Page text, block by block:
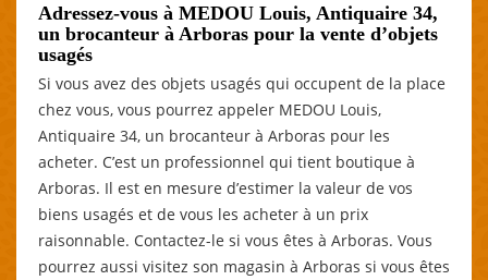
Adressez-vous à MEDOU Louis, Antiquaire 34,
un brocanteur à Arboras pour la vente d’objets
usagés
Si vous avez des objets usagés qui occupent de la place
chez vous, vous pourrez appeler MEDOU Louis,
Antiquaire 34, un brocanteur à Arboras pour les
acheter. C’est un professionnel qui tient boutique à
Arboras. Il est en mesure d’estimer la valeur de vos
biens usagés et de vous les acheter à un prix
raisonnable. Contactez-le si vous êtes à Arboras. Vous
pourrez aussi visitez son magasin à Arboras si vous êtes